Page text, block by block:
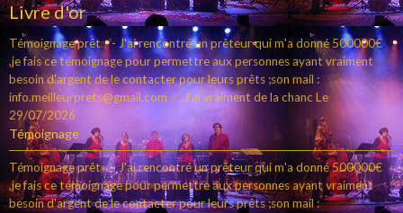
Livre d'or
Témoignage prêt✅- J'ai rencontré un prêteur qui m'a donné 500000€
,je fais ce témoignage pour permettre aux personnes ayant vraiment
besoin d'argent de le contacter pour leurs prêts ;son mail :
info.meilleurprets@gmail.com ✅.J'ai vraiment de la chanc Le
29/07/2026
Témoignage
Témoignage prêt✅- J'ai rencontré un prêteur qui m'a donné 500000€
,je fais ce témoignage pour permettre aux personnes ayant vraiment
besoin d'argent de le contacter pour leurs prêts ;son mail :